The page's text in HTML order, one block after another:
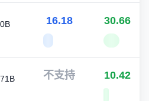
16.18 30.66
不支持 10.42